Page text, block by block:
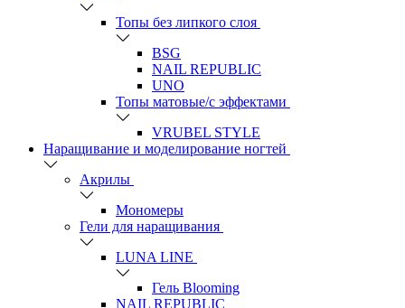
Топы без липкого слоя
BSG
NAIL REPUBLIC
UNO
Топы матовые/с эффектами
VRUBEL STYLE
Наращивание и моделирование ногтей
Акрилы
Мономеры
Гели для наращивания
LUNA LINE
Гель Blooming
NAIL REPUBLIC